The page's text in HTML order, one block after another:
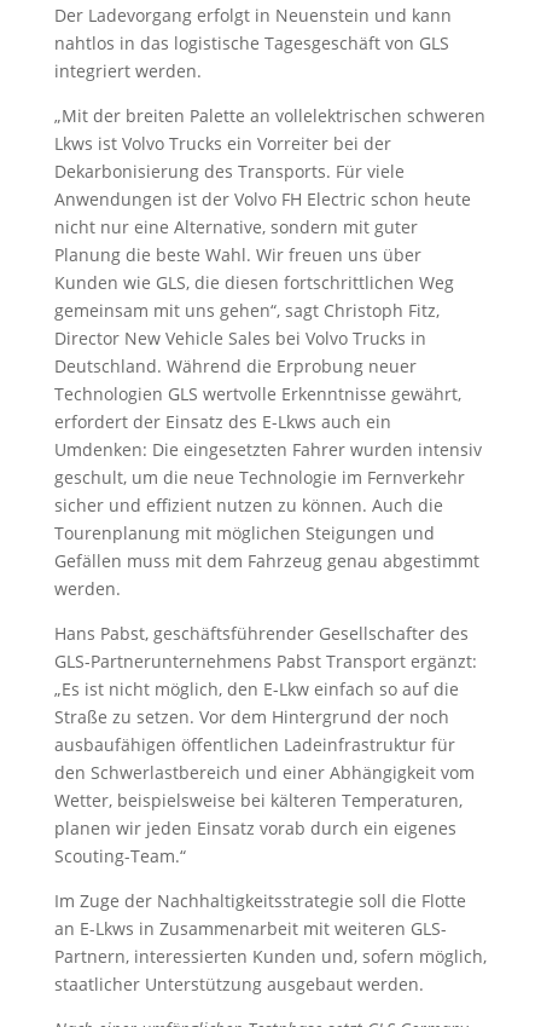
Der Ladevorgang erfolgt in Neuenstein und kann
nahtlos in das logistische Tagesgeschäft von GLS
integriert werden.
„Mit der breiten Palette an vollelektrischen schweren
Lkws ist Volvo Trucks ein Vorreiter bei der
Dekarbonisierung des Transports. Für viele
Anwendungen ist der Volvo FH Electric schon heute
nicht nur eine Alternative, sondern mit guter
Planung die beste Wahl. Wir freuen uns über
Kunden wie GLS, die diesen fortschrittlichen Weg
gemeinsam mit uns gehen“, sagt Christoph Fitz,
Director New Vehicle Sales bei Volvo Trucks in
Deutschland. Während die Erprobung neuer
Technologien GLS wertvolle Erkenntnisse gewährt,
erfordert der Einsatz des E-Lkws auch ein
Umdenken: Die eingesetzten Fahrer wurden intensiv
geschult, um die neue Technologie im Fernverkehr
sicher und effizient nutzen zu können. Auch die
Tourenplanung mit möglichen Steigungen und
Gefällen muss mit dem Fahrzeug genau abgestimmt
werden.
Hans Pabst, geschäftsführender Gesellschafter des
GLS-Partnerunternehmens Pabst Transport ergänzt:
„Es ist nicht möglich, den E-Lkw einfach so auf die
Straße zu setzen. Vor dem Hintergrund der noch
ausbaufähigen öffentlichen Ladeinfrastruktur für
den Schwerlastbereich und einer Abhängigkeit vom
Wetter, beispielsweise bei kälteren Temperaturen,
planen wir jeden Einsatz vorab durch ein eigenes
Scouting-Team.“
Im Zuge der Nachhaltigkeitsstrategie soll die Flotte
an E-Lkws in Zusammenarbeit mit weiteren GLS-
Partnern, interessierten Kunden und, sofern möglich,
staatlicher Unterstützung ausgebaut werden.